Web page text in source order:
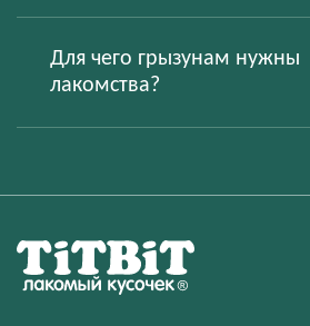
Для чего грызунам нужны
лакомства?